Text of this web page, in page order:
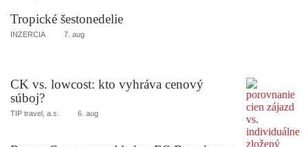
Tropické šestonedelie
INZERCIA 7. aug
CK vs. lowcost: kto vyhráva cenový
súboj?
TIP travel, a.s. 6. aug